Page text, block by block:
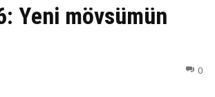
Yeni mövsümün
0